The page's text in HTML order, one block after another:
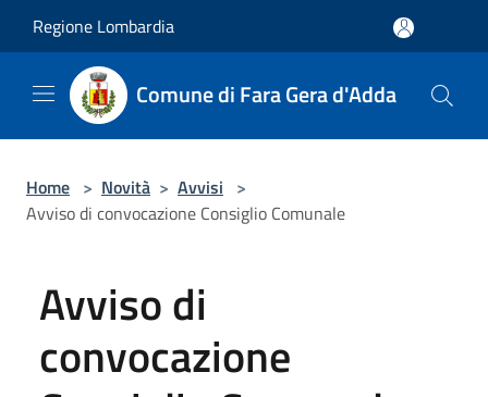
Regione Lombardia
Comune di Fara Gera d'Adda
Home > Novità > Avvisi >
Avviso di convocazione Consiglio Comunale
Avviso di
convocazione